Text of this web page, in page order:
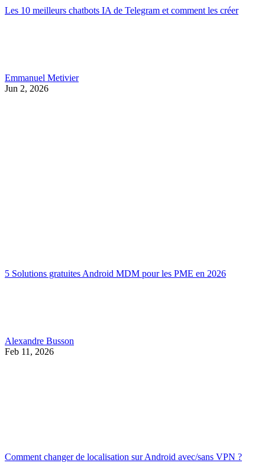
Les 10 meilleurs chatbots IA de Telegram et comment les créer
Emmanuel Metivier
Jun 2, 2026
5 Solutions gratuites Android MDM pour les PME en 2026
Alexandre Busson
Feb 11, 2026
Comment changer de localisation sur Android avec/sans VPN ?